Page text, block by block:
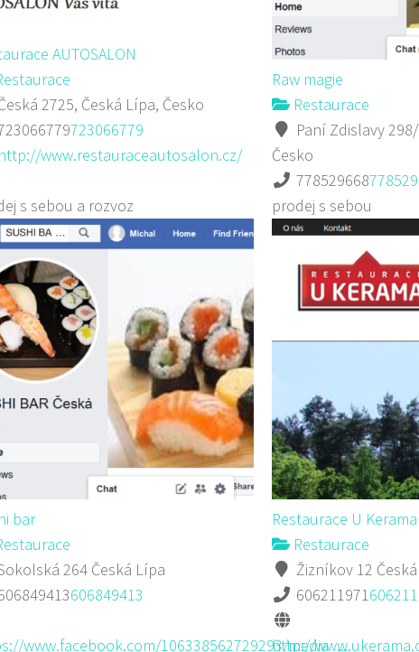
AUTOSALON
2725, Česká Lípa, Česko
723066779
http://www.restauraceautosalon.cz/
s sebou a rozvoz
Raw magie
Restaurace
Paní Zdislavy
Česko
778529668
prodej s sebou
bar
264 Česká Lípa
606849413
www.facebook.com/106338562729293/media_...
Restaurace U Kerama
Restaurace
Žizníkov 12
606211971
http://